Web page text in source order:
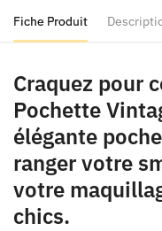
Fiche Produit
Craquez pour
Pochette
élégante
ranger votre
votre
chics.